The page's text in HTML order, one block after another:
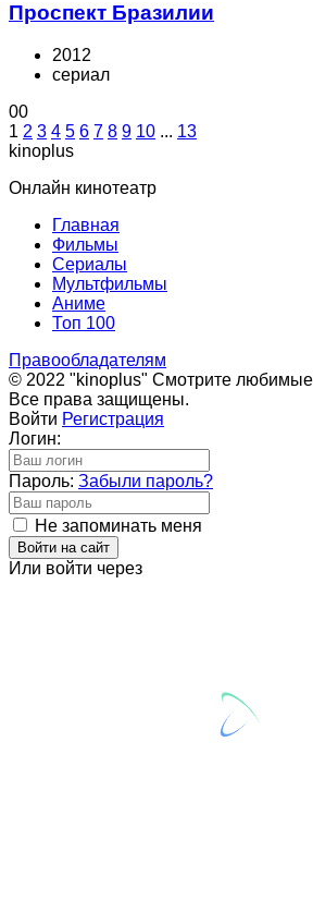
Проспект Бразилии
2012
cериал
00
1 2 3 4 5 6 7 8 9 10 ... 13
kinoplus
Онлайн кинотеатр
Главная
Фильмы
Сериалы
Мультфильмы
Аниме
Топ 100
Правообладателям
© 2022 "kinoplus" Смотрите
Все права защищены.
Войти Регистрация
Логин:
Пароль: Забыли пароль?
Не запоминать меня
Войти на сайт
Или войти через